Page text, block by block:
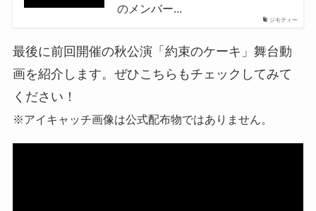
ジモティー
のメンバー...
最後に前回開催の秋公演「約束のケーキ」舞台動
画を紹介します。ぜひこちらもチェックしてみて
ください！
※アイキャッチ画像は公式配布物ではありません。